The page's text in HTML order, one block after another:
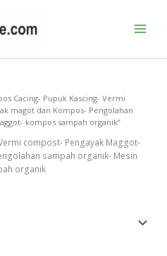
Cacing- Pupuk Kascing- Vermi
magot dan Kompos- Pengolahan
kompos sampah organik”
compost- Pengayak Maggot-
sampah organik- Mesin
organik